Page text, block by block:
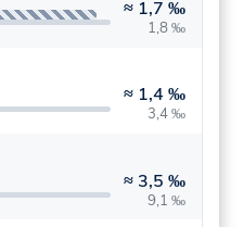
≈ 1,7 ‰
1,8 ‰
≈ 1,4 ‰
3,4 ‰
≈ 3,5 ‰
9,1 ‰